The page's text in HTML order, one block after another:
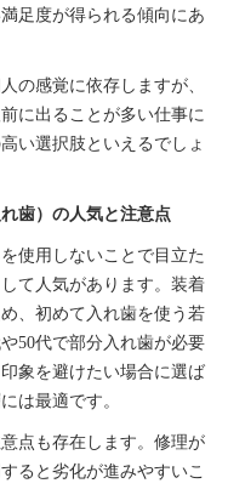
足度が得られる傾向にあ
の感覚に依存しますが、
に出ることが多い仕事に
い選択肢といえるでしょ
歯）の人気と注意点
使用しないことで目立た
て人気があります。装着
、初めて入れ歯を使う若
50代で部分入れ歯が必要
象を避けたい場合に選ば
は最適です。
点も存在します。修理が
ると劣化が進みやすいこ